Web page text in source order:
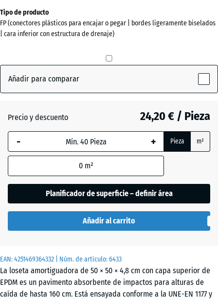
EAN:4251469364332 | Núm. de artículo:6433
La loseta amortiguadora de 50 × 50 × 4,8 cm con capa superior de
EPDM es un pavimento absorbente de impactos para alturas de
caída de hasta 160 cm. Está ensayada conforme a la UNE-EN 1177 y
los
colores?
Mostrar
Césped
Atlantico
Etna
Granito
Granito
gris
oscuro
- 0,20 €
Tipo de producto
FP (conectores plásticos para encajar o pegar | bordes ligeramente biselados
| cara inferior con estructura de drenaje)
Añadir para comparar
Precio y descuento 24,20 € / Pieza
- + Pieza m²
0 m²
Planificador de superficie – definir área
Añadir al carrito